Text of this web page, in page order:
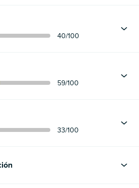
40/100
59/100
33/100